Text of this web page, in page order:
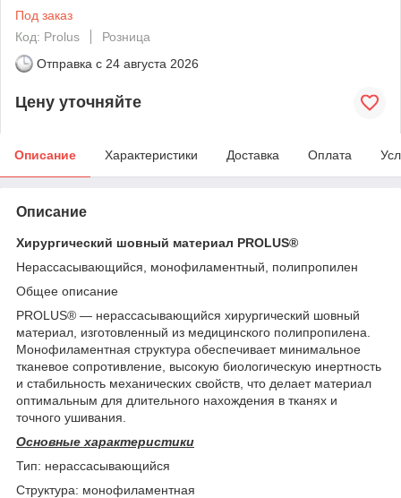
Под заказ
Код: Prolus
Розница
Отправка с 24 августа 2026
Цену уточняйте
Описание Характеристики Доставка Оплата
Описание
Хирургический шовный материал PROLUS®
Нерассасывающийся, монофиламентный, полипропилен
Общее описание
PROLUS® — нерассасывающийся хирургический шовный
материал, изготовленный из медицинского полипропилена.
Монофиламентная структура обеспечивает минимальное
тканевое сопротивление, высокую биологическую инертность
и стабильность механических свойств, что делает материал
оптимальным для длительного нахождения в тканях и
точного ушивания.
Основные характеристики
Тип: нерассасывающийся
Структура: монофиламентная